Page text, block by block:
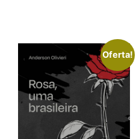
Oferta!